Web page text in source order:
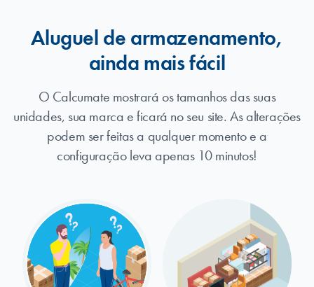
Aluguel de armazenamento,
ainda mais fácil
O Calcumate mostrará os tamanhos das suas
unidades, sua marca e ficará no seu site. As alterações
podem ser feitas a qualquer momento e a
configuração leva apenas 10 minutos!